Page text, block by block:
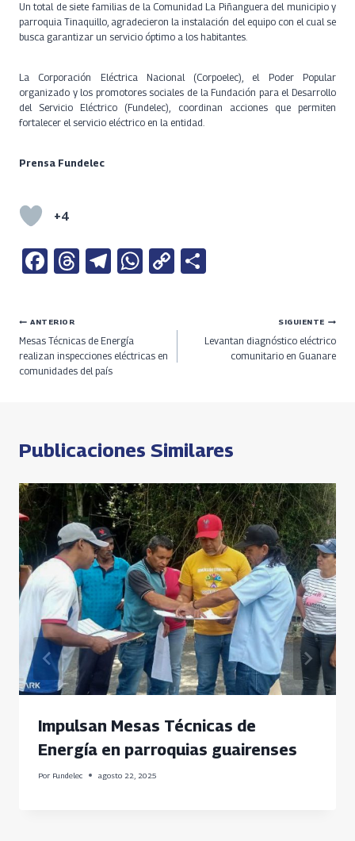
Un total de siete familias de la Comunidad La Piñanguera del municipio y
parroquia Tinaquillo, agradecieron la instalación del equipo con el cual se
busca garantizar un servicio óptimo a los habitantes.
La Corporación Eléctrica Nacional (Corpoelec), el Poder Popular
organizado y los promotores sociales de la Fundación para el Desarrollo
del Servicio Eléctrico (Fundelec), coordinan acciones que permiten
fortalecer el servicio eléctrico en la entidad.
Prensa Fundelec
+4
Fa
b
o
o
T
a
ds
Te
a
m
W
A
C
Li
n
e
Navegación
de
ANTERIOR
Mesas Técnicas de Energía
realizan inspecciones eléctricas en
comunidades del país
SIGUIENTE
Levantan diagnóstico eléctrico
comunitario en Guanare
Publicaciones Similares
Impulsan Mesas Técnicas de
Energía en parroquias guairenses
Por Fundelec agosto 22, 2025